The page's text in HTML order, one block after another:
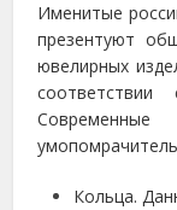
Именитые
презентуют
ювелирных
Кольца.